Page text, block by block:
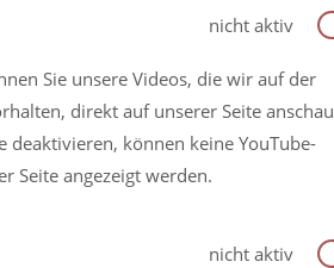
nicht aktiv
Sie unsere Videos, die wir auf der
direkt auf unserer Seite
deaktivieren, können keine YouTube-
Seite angezeigt werden.
nicht aktiv